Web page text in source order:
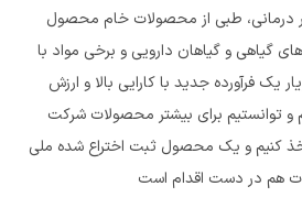
درمانی، طبی از محصولات خام محصول
گیاهی و گیاهان دارویی و برخی مواد با
فرآورده جدید با کارایی بالا و ارزش
و توانستیم برای بیشتر محصولات شرکت
کنیم و یک محصول ثبت اختراع شده ملی
هم در دست اقدام است